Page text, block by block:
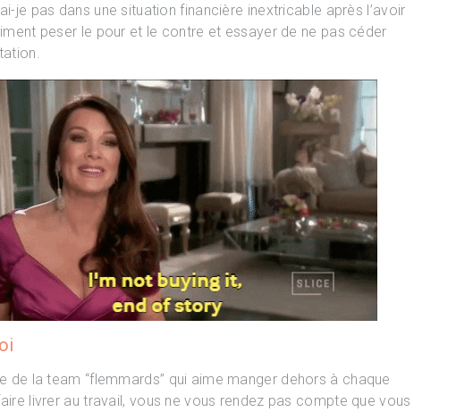
je pas dans une situation financière inextricable après l’avoir
peser le pour et le contre et essayer de ne pas céder
de la team “flemmards” qui aime manger dehors à chaque
livrer au travail, vous ne vous rendez pas compte que vous